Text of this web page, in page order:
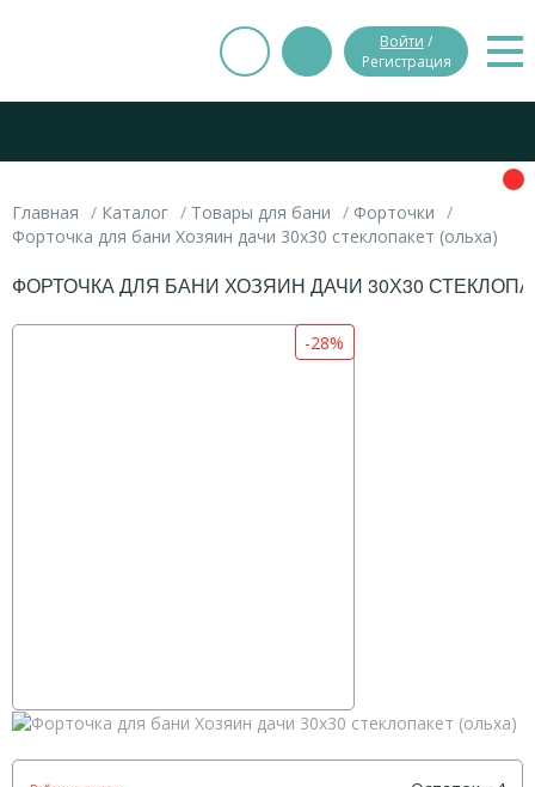
Войти /
Регистрация
Главная Каталог Товары для бани
Форточки
Форточка для бани Хозяин дачи 30х30 стеклопакет (ольха)
ФОРТОЧКА ДЛЯ БАНИ ХОЗЯИН ДАЧИ 30Х30
-28%